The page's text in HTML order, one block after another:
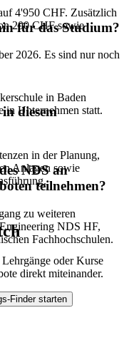
4'950 CHF. Zusätzlich
200 CHF sowie
für das Studium?
2026. Es sind nur noch
in Baden
in Unternehmen statt.
diesem
in der Planung,
Anlagen sowie
NDS an
teilnehmen?
zu weiteren
NDS HF,
Fachhochschulen.
Lehrgänge oder Kurse
direkt miteinander.
Finder starten